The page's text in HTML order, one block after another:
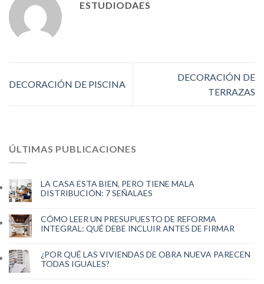
ESTUDIODAES
DECORACIÓN DE PISCINA
DECORACIÓN DE
TERRAZAS
ÚLTIMAS PUBLICACIONES
LA CASA ESTA BIEN, PERO TIENE MALA
DISTRIBUCIÓN: 7 SEÑALAES
CÓMO LEER UN PRESUPUESTO DE REFORMA
INTEGRAL: QUÉ DEBE INCLUIR ANTES DE FIRMAR
¿POR QUÉ LAS VIVIENDAS DE OBRA NUEVA PARECEN
TODAS IGUALES?